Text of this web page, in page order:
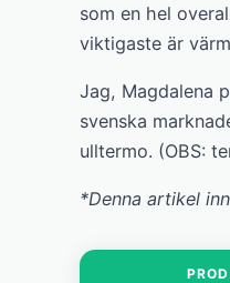
som en hel
viktigaste är
Jag, Magdalena
svenska
ulltermo. (OBS:
*Denna artikel